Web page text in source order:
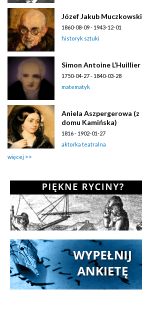
Józef Jakub Muczkowski
1860-08-09 - 1943-12-01
historyk sztuki
Simon Antoine L’Huillier
1750-04-27 - 1840-03-28
matematyk
Aniela Aszpergerowa (z
domu Kamińska)
1816 - 1902-01-27
aktorka teatralna
więcej